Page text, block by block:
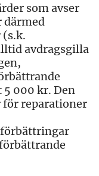
som avser
avdragsgilla
000 kr. Den
för reparationer